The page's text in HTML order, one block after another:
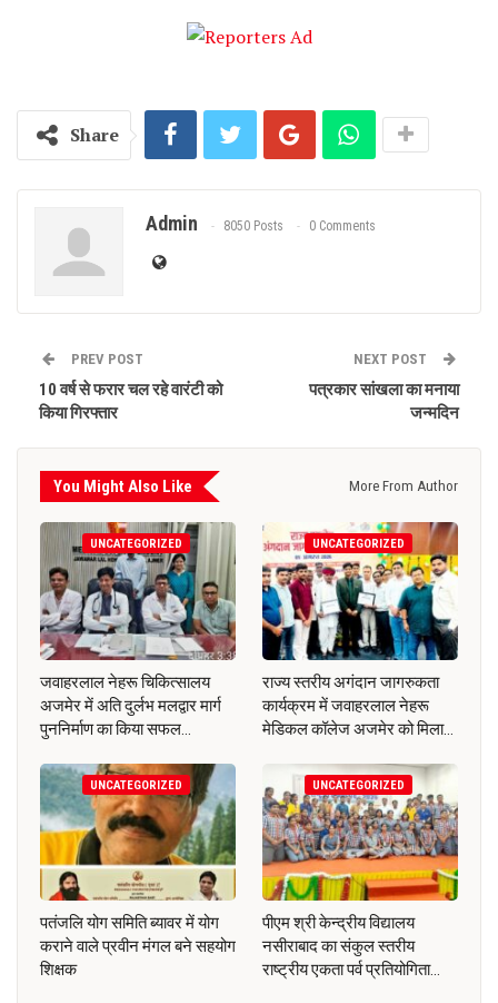
Share
Admin 8050 Posts 0 Comments
PREV POST
10 वर्ष से फरार चल रहे वारंटी को
किया गिरफ्तार
NEXT POST
पत्रकार सांखला का मनाया
जन्मदिन
You Might Also Like More From Author
UNCATEGORIZED
जवाहरलाल नेहरू चिकित्सालय
अजमेर में अति दुर्लभ मलद्वार मार्ग
पुननिर्माण का किया सफल…
UNCATEGORIZED
राज्य स्तरीय अगंदान जागरुकता
कार्यक्रम में जवाहरलाल नेहरू
मेडिकल कॉलेज अजमेर को मिला…
UNCATEGORIZED
पतंजलि योग समिति ब्यावर में योग
कराने वाले प्रवीन मंगल बने सहयोग
शिक्षक
UNCATEGORIZED
पीएम श्री केन्द्रीय विद्यालय
नसीराबाद का संकुल स्तरीय
राष्ट्रीय एकता पर्व प्रतियोगिता…